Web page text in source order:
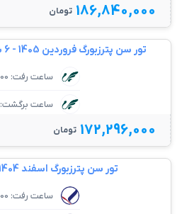
186,840,000 تومان
تور سن پترزبورگ فروردین 1405 - 6 شب / هواپیمائی ماهان
ساعت رفت: 06:00
ساعت برگشت: 11:10
172,296,000 تومان
تور سن پترزبورگ اسفند 1404 - 7 شب / معراج
ساعت رفت: 10:00